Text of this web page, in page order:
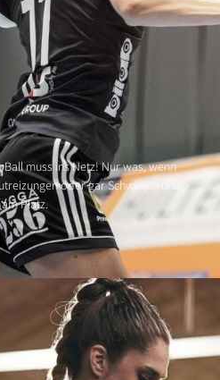
muss ins Netz! Nur was, wenn
oder gar Schwielen und
Platz.